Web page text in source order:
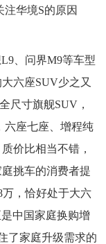
华境S的原因
、问界M9等车型
六座SUV少之又
尺寸旗舰SUV，
六座七座、增程纯
价比相当不错，
挑车的消费者提
万，恰好处于大六
中国家庭换购增
了家庭升级需求的